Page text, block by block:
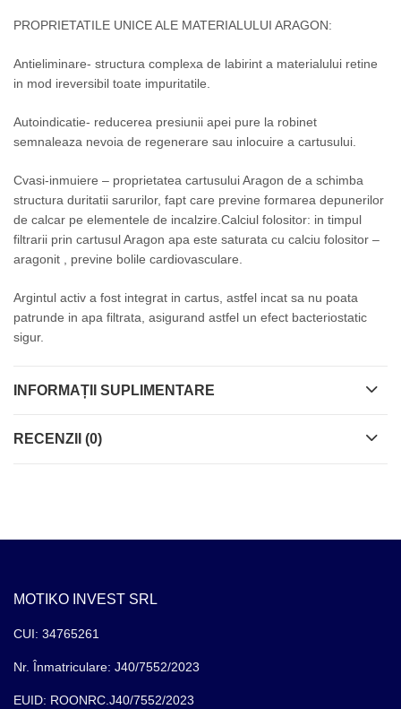
PROPRIETATILE UNICE ALE MATERIALULUI ARAGON:
Antieliminare- structura complexa de labirint a materialului retine
in mod ireversibil toate impuritatile.
Autoindicatie- reducerea presiunii apei pure la robinet
semnaleaza nevoia de regenerare sau inlocuire a cartusului.
Cvasi-inmuiere – proprietatea cartusului Aragon de a schimba
structura duritatii sarurilor, fapt care previne formarea depunerilor
de calcar pe elementele de incalzire.Calciul folositor: in timpul
filtrarii prin cartusul Aragon apa este saturata cu calciu folositor –
aragonit , previne bolile cardiovasculare.
Argintul activ a fost integrat in cartus, astfel incat sa nu poata
patrunde in apa filtrata, asigurand astfel un efect bacteriostatic
sigur.
INFORMAȚII SUPLIMENTARE
RECENZII (0)
MOTIKO INVEST SRL
CUI: 34765261
Nr. Înmatriculare: J40/7552/2023
EUID: ROONRC.J40/7552/2023